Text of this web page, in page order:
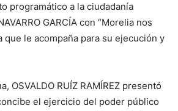
programático a la ciudadanía
GARCÍA con “Morelia nos
que le acompaña para su ejecución y
OSVALDO RUÍZ RAMÍREZ presentó
el ejercicio del poder público